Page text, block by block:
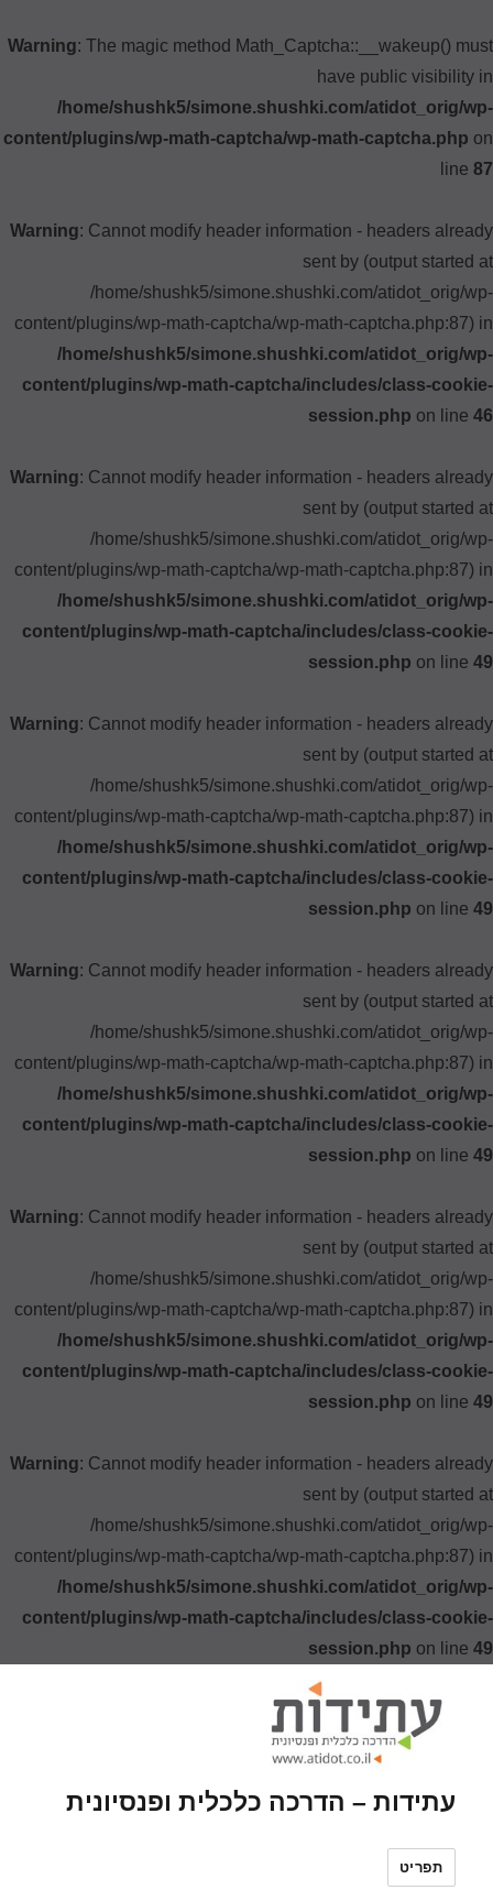
Warning: The magic method Math_Captcha::__wakeup() must
have public visibility in
/home/shushk5/simone.shushki.com/atidot_orig/wp-
content/plugins/wp-math-captcha/wp-math-captcha.php on
line 87
Warning: Cannot modify header information - headers already
sent by (output started at
/home/shushk5/simone.shushki.com/atidot_orig/wp-
content/plugins/wp-math-captcha/wp-math-captcha.php:87) in
/home/shushk5/simone.shushki.com/atidot_orig/wp-
content/plugins/wp-math-captcha/includes/class-cookie-
session.php on line 46
Warning: Cannot modify header information - headers already
sent by (output started at
/home/shushk5/simone.shushki.com/atidot_orig/wp-
content/plugins/wp-math-captcha/wp-math-captcha.php:87) in
/home/shushk5/simone.shushki.com/atidot_orig/wp-
content/plugins/wp-math-captcha/includes/class-cookie-
session.php on line 49
Warning: Cannot modify header information - headers already
sent by (output started at
/home/shushk5/simone.shushki.com/atidot_orig/wp-
content/plugins/wp-math-captcha/wp-math-captcha.php:87) in
/home/shushk5/simone.shushki.com/atidot_orig/wp-
content/plugins/wp-math-captcha/includes/class-cookie-
session.php on line 49
Warning: Cannot modify header information - headers already
sent by (output started at
/home/shushk5/simone.shushki.com/atidot_orig/wp-
content/plugins/wp-math-captcha/wp-math-captcha.php:87) in
/home/shushk5/simone.shushki.com/atidot_orig/wp-
content/plugins/wp-math-captcha/includes/class-cookie-
session.php on line 49
Warning: Cannot modify header information - headers already
sent by (output started at
/home/shushk5/simone.shushki.com/atidot_orig/wp-
content/plugins/wp-math-captcha/wp-math-captcha.php:87) in
/home/shushk5/simone.shushki.com/atidot_orig/wp-
content/plugins/wp-math-captcha/includes/class-cookie-
session.php on line 49
Warning: Cannot modify header information - headers already
sent by (output started at
/home/shushk5/simone.shushki.com/atidot_orig/wp-
content/plugins/wp-math-captcha/wp-math-captcha.php:87) in
/home/shushk5/simone.shushki.com/atidot_orig/wp-
content/plugins/wp-math-captcha/includes/class-cookie-
session.php on line 49
עתידות – הדרכה כלכלית ופנסיונית
תפריט